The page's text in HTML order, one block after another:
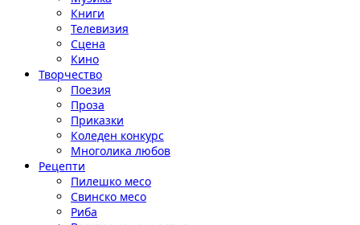
Книги
Телевизия
Сцена
Кино
Творчество
Поезия
Проза
Приказки
Коледен конкурс
Многолика любов
Рецепти
Пилешко месо
Свинско месо
Риба